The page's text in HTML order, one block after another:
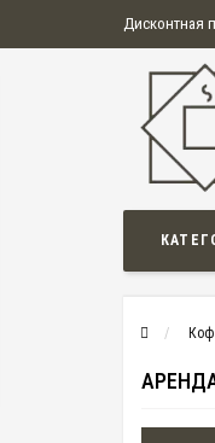
Дисконтная
О нас
Политика
Политика в